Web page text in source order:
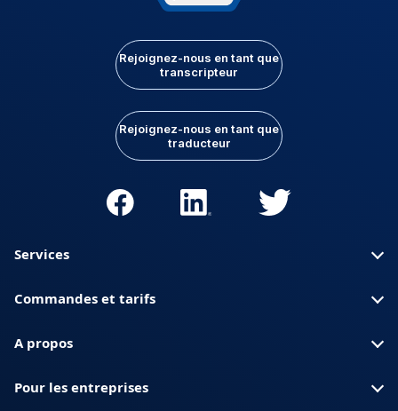
Rejoignez-nous en tant que
transcripteur
Rejoignez-nous en tant que
traducteur
Services
Commandes et tarifs
A propos
Pour les entreprises